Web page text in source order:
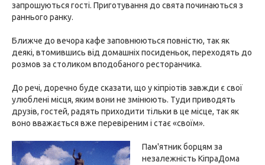
запрошуються гості. Приготування до свята починаються з
раннього ранку.
Ближче до вечора кафе заповнюються повністю, так як
деякі, втомившись від домашніх посиденьок, переходять до
розмов за столиком вподобаного ресторанчика.
До речі, доречно буде сказати, що у кіпріотів завжди є свої
улюблені місця, яким вони не змінюють. Туди приводять
друзів, гостей, радять приходити тільки в це місце, так як
воно вважається вже перевіреним і стає «своїм».
Пам'ятник борцям за
незалежність КіпраДома